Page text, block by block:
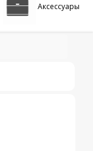
Аксессуары